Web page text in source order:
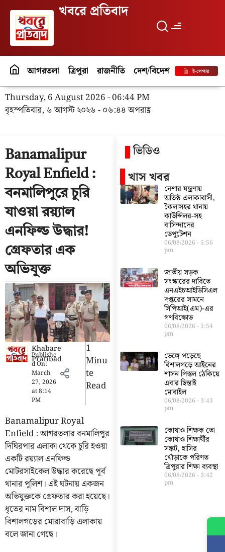
খবরে প্রতিবাদ
আগরতলা ত্রিপুরা রাজনীতি দেশ/বিদেশ পর্যটনই-পেপার
Thursday, 6 August 2026 - 06:44 PM
বৃহস্পতিবার, ৬ আগস্ট ২০২৬ - ০৬:৪৪ অপরাহ্ণ
Banamalipur
Royal Enfield :
বনমালিপুরে চুরি
যাওয়া রয়্যাল
এনফিল্ড উদ্ধার!
গ্রেফতার এক
অভিযুক্ত
Khabare
Pratibad
Publishe
d On:
March
27, 2026
at8:14
PM
1
Minu
Te
Read
Banamalipur Royal
Enfield : আগরতলার বনমালিপুর
দিঘিরপার এলাকা থেকে চুরি হওয়া
একটি রয়্যাল এনফিল্ড
মোটরসাইকেল উদ্ধার করেছে পূর্ব
থানার পুলিশ। এই ঘটনায় একজন
অভিযুক্তকে গ্রেফতার করা হয়েছে।
ধৃতের নাম বিশাল দাস, বাড়ি
বিশালগড়ের মোরাবাড়ি এলাকায়
বলে জানা গেছে।
ভিডিও
খাস খবর
নেশার যন্ত্রণায়
অতিষ্ঠ এলাকাবাসী,
কৈলাসহর থানায়
কাউন্সিলর-সহ
বাসিন্দাদের
ডেপুটেশন
06/08/2026 5:56
pm
জাতীয় সড়ক
সংস্কারের দাবিতে
এনএইচআইডিসিএল
দপ্তরের সামনে
সিপিআই(এম)-এর
গণবিক্ষোভ
06/08/2026 5:54
pm
ভেঙ্গে পড়েছে
বিশালগড়ে আইনের
শাসন পিস্তল ঠেকিয়ে
এবার ছিন্তাই
মোবাইল
06/08/2026 3:43
pm
কোথাও শিক্ষক তো
কোথাও শিক্ষার্থীর
সঙ্কট, হাসির
খোঁড়াকে পরিণত
ত্রিপুরার শিক্ষা ব্যবস্থা
06/08/2026 3:42
pm